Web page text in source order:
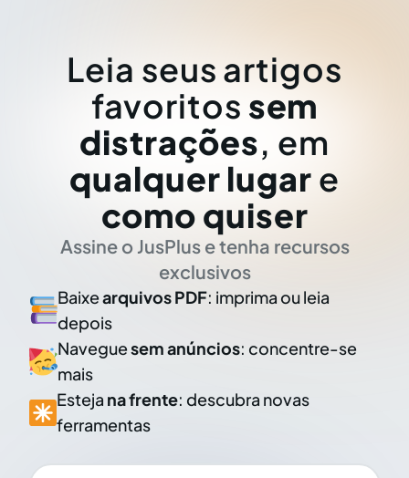
Leia seus artigos
favoritos sem
distrações, em
qualquer lugar e
como quiser
Assine o JusPlus e tenha recursos
exclusivos
Baixearquivos PDF: imprima ou leia
depois
Naveguesem anúncios: concentre-se
mais
Esteja na frente: descubra novas
ferramentas